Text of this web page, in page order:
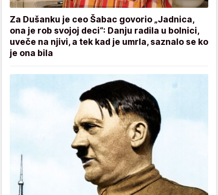
Za Dušanku je ceo Šabac govorio „Jadnica,
ona je rob svojoj deci“: Danju radila u bolnici,
uveče na njivi, a tek kad je umrla, saznalo se ko
je ona bila